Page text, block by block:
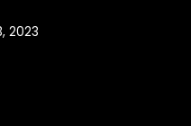
2023